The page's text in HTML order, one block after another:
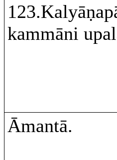
kammāni
Āmantā.